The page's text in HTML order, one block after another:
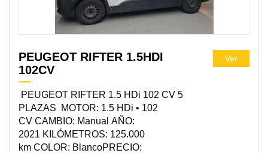
PEUGEOT RIFTER 1.5HDI
102CV
PEUGEOT RIFTER 1.5 HDi 102 CV 5
PLAZAS MOTOR: 1.5 HDi • 102
CV CAMBIO: Manual AÑO:
2021 KILÓMETROS: 125.000
km COLOR: BlancoPRECIO:
Ver